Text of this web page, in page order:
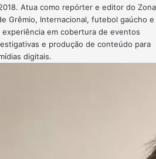
Atua como repórter e editor do Zona
Grêmio, Internacional, futebol gaúcho e
em cobertura de eventos
e produção de conteúdo para
digitais.